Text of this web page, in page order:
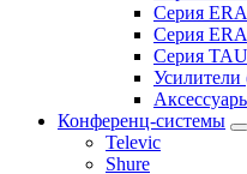
Серия
Серия
Серия
Конференц-системы
Televic
Shure